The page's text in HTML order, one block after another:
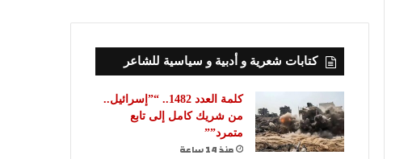
كتابات شعرية و أدبية و سياسية للشاعر
كلمة العدد 1482.. “”إسرائيل..
من شريك كامل إلى تابع
متمرد””
منذ 14 ساعة